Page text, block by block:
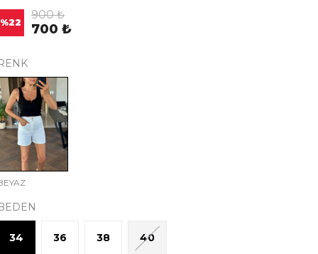
%22
900 ₺
700 ₺
34 36 38 40